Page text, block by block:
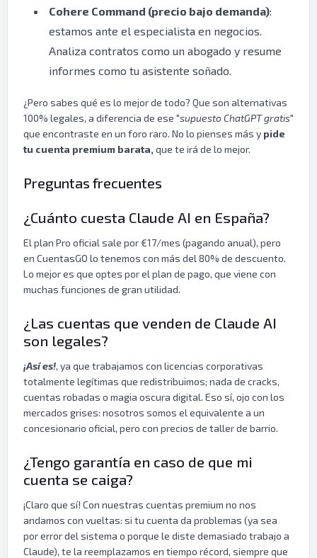
Cohere Command (precio bajo demanda):
estamos ante el especialista en negocios.
Analiza contratos como un abogado y resume
informes como tu asistente soñado.
¿Pero sabes qué es lo mejor de todo? Que son alternativas
100% legales, a diferencia de ese "supuesto ChatGPT gratis"
que encontraste en un foro raro. No lo pienses más y pide
tu cuenta premium barata, que te irá de lo mejor.
Preguntas frecuentes
¿Cuánto cuesta Claude AI en España?
El plan Pro oficial sale por €17/mes (pagando anual), pero
en CuentasGO lo tenemos con más del 80% de descuento.
Lo mejor es que optes por el plan de pago, que viene con
muchas funciones de gran utilidad.
¿Las cuentas que venden de Claude AI
son legales?
¡Así es!, ya que trabajamos con licencias corporativas
totalmente legítimas que redistribuimos; nada de cracks,
cuentas robadas o magia oscura digital. Eso sí, ojo con los
mercados grises: nosotros somos el equivalente a un
concesionario oficial, pero con precios de taller de barrio.
¿Tengo garantía en caso de que mi
cuenta se caiga?
¡Claro que sí! Con nuestras cuentas premium no nos
andamos con vueltas: si tu cuenta da problemas (ya sea
por error del sistema o porque le diste demasiado trabajo a
Claude), te la reemplazamos en tiempo récord, siempre que